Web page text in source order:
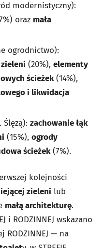
modernistyczny):
oraz mała
ogrodnictwo):
(20%), elementy
ścieżek(14%),
i likwidacja
Ślęzą): zachowanie łąk
(15%), ogrody
ścieżek(7%).
kolejności
zieleni lub
małą architekturę.
i RODZINNEJ wskazano
RODZINNEJ — na